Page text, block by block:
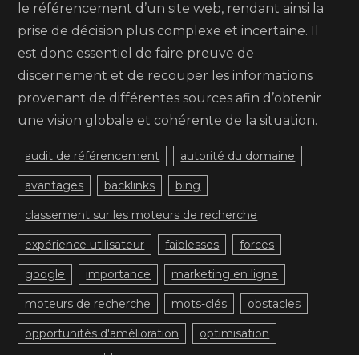
le référencement d’un site web, rendant ainsi la
prise de décision plus complexe et incertaine. Il
est donc essentiel de faire preuve de
discernement et de recouper les informations
provenant de différentes sources afin d’obtenir
une vision globale et cohérente de la situation.
audit de référencement autorité du domaine
avantages backlinks bing
classement sur les moteurs de recherche
expérience utilisateur faiblesses forces
google importance marketing en ligne
moteurs de recherche mots-clés obstacles
opportunités d'amélioration optimisation